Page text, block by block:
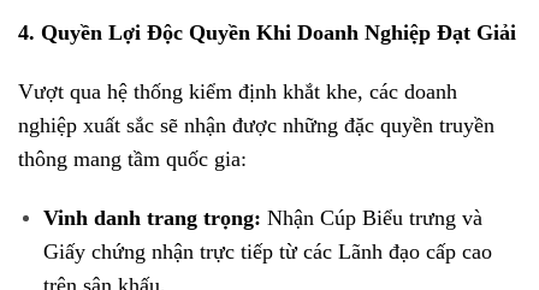
4. Quyền Lợi Độc Quyền Khi Doanh Nghiệp Đạt Giải
Vượt qua hệ thống kiểm định khắt khe, các doanh
nghiệp xuất sắc sẽ nhận được những đặc quyền truyền
thông mang tầm quốc gia:
Vinh danh trang trọng: Nhận Cúp Biểu trưng và
Giấy chứng nhận trực tiếp từ các Lãnh đạo cấp cao
trên sân khấu.